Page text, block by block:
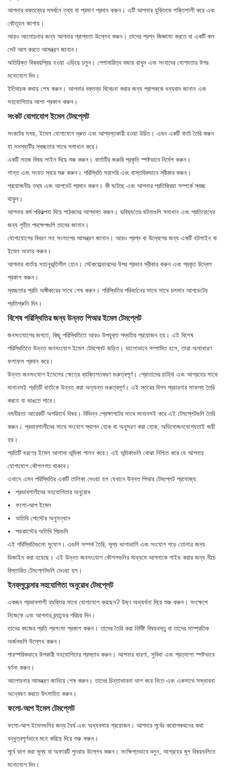
আপনার বক্তব্যের সমর্থনে তথ্য বা প্রমাণ প্রদান করুন। এটি আপনার যুক্তিকে শক্তিশালী করে এবং
কৌতূহল জাগায়।
আরও আলোচনার জন্য আপনার প্রাপ্যতা উল্লেখ করুন। তাদের প্রশ্ন জিজ্ঞাসা করতে বা একটি কল
সেট আপ করতে আমন্ত্রণ জানান।
অতিরিক্ত বিক্রয়প্রিয় হওয়া এড়িয়ে চলুন। পেশাদারিত্ব বজায় রাখুন এবং সংবাদের যোগ্যতার উপর
মনোযোগ দিন।
ইতিবাচক কথায় শেষ করুন। আপনার বক্তব্য বিবেচনা করার জন্য প্রাপককে ধন্যবাদ জানান এবং
সহযোগিতার আশা প্রকাশ করুন।
সংকট যোগাযোগ ইমেল টেমপ্লেট
সংকটের সময়, ইমেল যোগাযোগ দ্রুত এবং আশ্বস্তকারী হওয়া উচিত। এমন একটি বার্তা তৈরি করুন
যা সমস্যাটির স্বচ্ছতার সাথে সমাধান করে।
একটি সহজ বিষয় লাইন দিয়ে শুরু করুন। বার্তাটির জরুরি প্রকৃতি স্পষ্টভাবে নির্দেশ করুন।
শান্ত এবং সংযত স্বরে শুরু করুন। পরিস্থিতি সরাসরি এবং বাস্তবিকভাবে স্বীকার করুন।
প্রয়োজনীয় তথ্য এবং আপডেট প্রদান করুন। কী ঘটেছে এবং আপনার প্রতিক্রিয়া সম্পর্কে স্বচ্ছ
থাকুন।
আপনার কর্ম পরিকল্পনা দিয়ে পাঠকদের আশ্বস্ত করুন। ভবিষ্যতের ঘটনাগুলি সমাধান এবং প্রতিরোধের
জন্য গৃহীত পদক্ষেপগুলি তাদের জানান।
যোগাযোগের বিবরণ সহ সংলাপের আমন্ত্রণ জানান। আরও প্রশ্ন বা উদ্বেগের জন্য একটি হটলাইন বা
ইমেল অফার করুন।
আপনার বার্তায় সহানুভূতিশীল হোন। স্টেকহোল্ডারদের উপর প্রভাব স্বীকার করুন এবং প্রকৃত উদ্বেগ
প্রকাশ করুন।
স্বচ্ছতার প্রতি অঙ্গীকারের সাথে শেষ করুন। পরিস্থিতির পরিবর্তনের সাথে সাথে চলমান আপডেটের
প্রতিশ্রুতি দিন।
বিশেষ পরিস্থিতির জন্য উন্নত পিআর ইমেল টেমপ্লেট
জনসংযোগের জগতে, কিছু পরিস্থিতিতে আরও উপযুক্ত পদ্ধতির প্রয়োজন হয়। এই বিশেষ
পরিস্থিতিতে উন্নত জনসংযোগ ইমেল টেমপ্লেট জড়িত। ভালোভাবে সম্পাদিত হলে, তারা অসাধারণ
ফলাফল প্রদান করে।
উন্নত জনসংযোগ ইমেলের ক্ষেত্রে ব্যক্তিগতকরণ গুরুত্বপূর্ণ। শ্রোতাদের চাহিদা এবং আগ্রহের সাথে
মানানসই প্রতিটি বার্তাকে উন্নত করা অত্যন্ত গুরুত্বপূর্ণ। এই স্তরের বিশদ প্রচারণার সাফল্য তৈরি
করতে বা ভাঙতে পারে।
নমনীয়তা আরেকটি অপরিহার্য বিষয়। বিভিন্ন প্রেক্ষাপটের সাথে মানানসই করে এই টেমপ্লেটগুলি তৈরি
করুন। প্রভাবশালীদের সাথে সংযোগ স্থাপন হোক বা অনুসরণ করা হোক, অভিযোজনযোগ্যতাই জয়ী
হয়।
প্রতিটি ধরণের ইমেল আলাদা ভূমিকা পালন করে। এই ভূমিকাগুলি বোঝা নিশ্চিত করে যে আপনার
যোগাযোগ কৌশলগত থাকবে।
এখানে এমন পরিস্থিতির একটি তালিকা দেওয়া হল যেখানে উন্নত পিআর টেমপ্লেট প্রযোজ্য:
প্রভাবশালীদের সহযোগিতার অনুরোধ
ফলো-আপ ইমেল
অতিথি পোস্টের অনুসন্ধান
পডকাস্টের অতিথি পিচগুলি
এই পরিস্থিতিগুলো সুযোগ। এগুলি সম্পর্ক তৈরি, মূল্য ভাগাভাগি এবং সংযোগ গড়ে তোলার জন্য
ডিজাইন করা হয়েছে। এই উন্নত জনসংযোগ কৌশলগুলির মাধ্যমে আপনাকে গাইড করার জন্য নীচে
বিস্তারিত টেমপ্লেটগুলি দেওয়া হল।
ইনফ্লুয়েন্সার সহযোগিতা অনুরোধ টেমপ্লেট
একজন প্রভাবশালী ব্যক্তির সাথে যোগাযোগ করছেন? উষ্ণ অভ্যর্থনা দিয়ে শুরু করুন। সংক্ষেপে
নিজেকে এবং আপনার ব্র্যান্ডের পরিচয় দিন।
তাদের কাজের প্রতি প্রশংসা প্রকাশ করুন। তাদের তৈরি করা নির্দিষ্ট বিষয়বস্তু বা তাদের সাম্প্রতিক
অর্জনগুলি উল্লেখ করুন।
পারস্পরিকভাবে উপকারী সহযোগিতার প্রস্তাব করুন। আপনার ধারণা, সুবিধা এবং প্রত্যাশা স্পষ্টভাবে
বর্ণনা করুন।
আলোচনার আমন্ত্রণ জানিয়ে শেষ করুন। তাদের চিন্তাভাবনা ভাগ করে নিতে এবং একসাথে সম্ভাবনা
অন্বেষণ করতে উৎসাহিত করুন।
ফলো-আপ ইমেল টেমপ্লেট
ফলো-আপ ইমেলগুলির জন্য ধৈর্য এবং অধ্যবসায় প্রয়োজন। আপনার পূর্বের কথোপকথনের কথা
বন্ধুত্বপূর্ণভাবে মনে করিয়ে দিয়ে শুরু করুন।
পূর্বে ভাগ করা মূল্য বা অফারটি পুনরায় উল্লেখ করুন। সংক্ষিপ্তভাবে বলুন, আগ্রহের মূল বিষয়গুলিতে
মনোযোগ দিন।